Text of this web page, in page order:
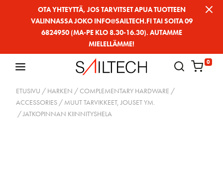
OTA YHTEYTTÄ, JOS TARVITSET APUA TUOTTEEN
VALINNASSA JOKO INFO@SAILTECH.FI TAI SOITA 09
6824950 (MA-PE KLO 8.30-16.30). AUTAMME
MIELELLÄMME!
0
ETUSIVU / HARKEN /COMPLEMENTARY HARDWARE /
ACCESSORIES / MUUT TARVIKKEET, JOUSET YM.
/ JATKOPINNAN KIINNITYSHELA